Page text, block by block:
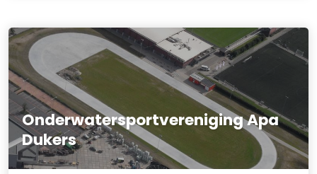
Onderwatersportvereniging Apa
Dukers